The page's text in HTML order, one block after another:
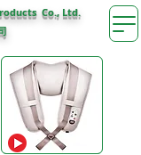
Co., Ltd.